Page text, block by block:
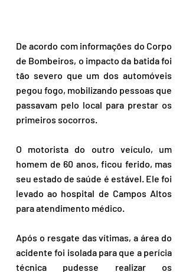
De acordo com informações do Corpo
de Bombeiros, o impacto da batida foi
tão severo que um dos automóveis
pegou fogo, mobilizando pessoas que
passavam pelo local para prestar os
primeiros socorros.
O motorista do outro veículo, um
homem de 60 anos, ficou ferido, mas
seu estado de saúde é estável. Ele foi
levado ao hospital de Campos Altos
para atendimento médico.
Após o resgate das vítimas, a área do
acidente foi isolada para que a perícia
técnica pudesse realizar os